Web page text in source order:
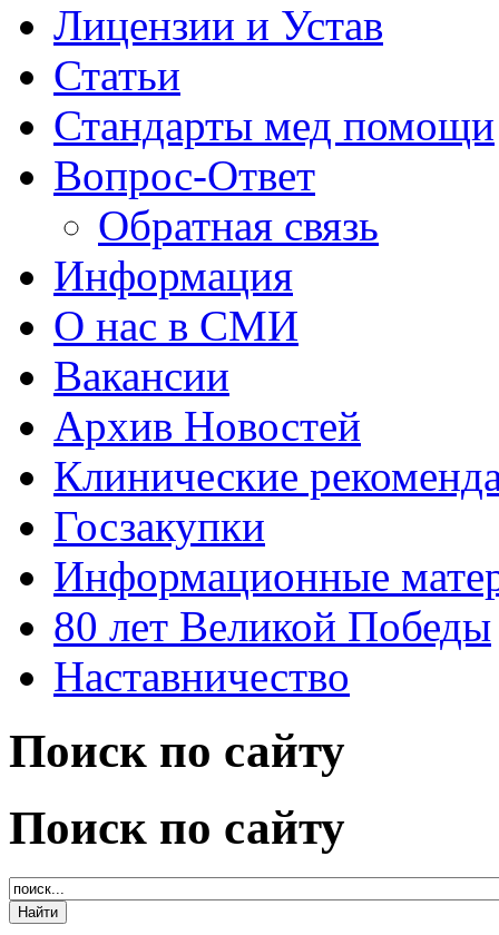
Лицензии и Устав
Статьи
Стандарты мед помощи
Вопрос-Ответ
Обратная связь
Информация
О нас в СМИ
Вакансии
Архив Новостей
Клинические
Госзакупки
Информационные
80 лет Великой Победы
Наставничество
Поиск по сайту
Поиск по сайту